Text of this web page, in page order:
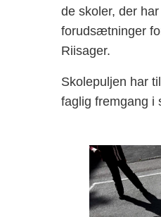
de skoler, der
forudsætninger
Riisager.
Skolepuljen har
faglig fremgang i